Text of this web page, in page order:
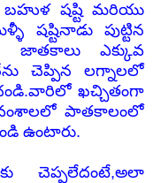
బహుళ షష్టి మరియు
షష్టినాడు పుట్టిన
జాతకాలు ఎక్కువ
చెప్పిన లగ్నాలలో
ఖచ్చితంగా
పాతకాలంలో
ఉంటారు.
చెప్పలేదంటే,అలా